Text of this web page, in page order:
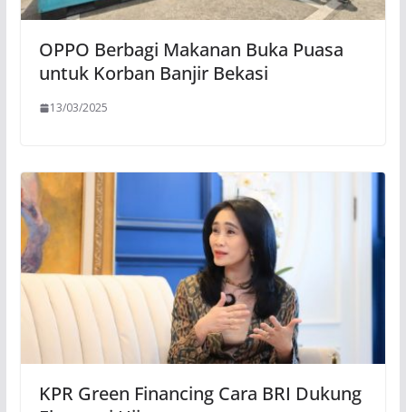
OPPO Berbagi Makanan Buka Puasa
untuk Korban Banjir Bekasi
13/03/2025
KPR Green Financing Cara BRI Dukung